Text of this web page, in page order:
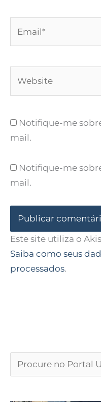
Notifique-me
mail.
Notifique-me
mail.
Este site utiliza o
Saiba como seus
processados.